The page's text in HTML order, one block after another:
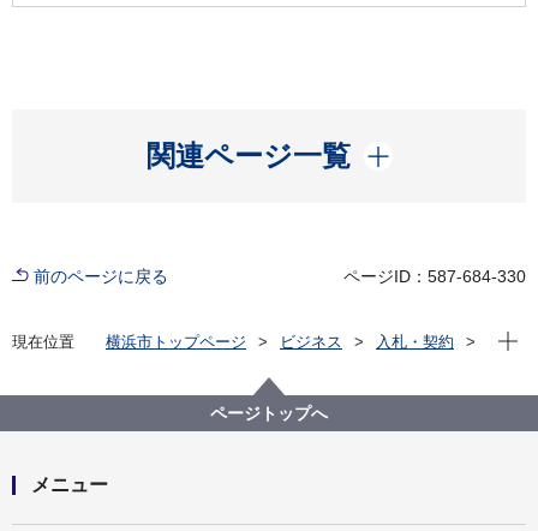
関連ページ一覧
開く
前のページに戻る ページID：587-684-330
現在位置 横浜市トップページ ビジネス
入札・契約
横浜市保育士相談窓口運営業務委託
現在
ページトップへ
メニュー